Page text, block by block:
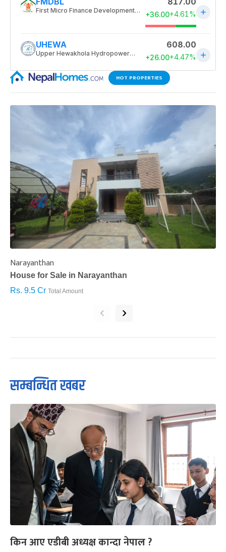
HOT PROPERTIES
Narayanthan
House for Sale in Narayanthan
Rs. 9.5 Cr Total Amount
‹ ›
सम्बन्धित खबर
किन आए एडीबी अध्यक्ष कान्दा नेपाल ?